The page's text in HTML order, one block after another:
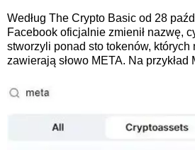
Według The Crypto Basic od 28
Facebook oficjalnie zmienił nazwę,
stworzyli ponad sto tokenów, których
zawierają słowo META. Na przykład